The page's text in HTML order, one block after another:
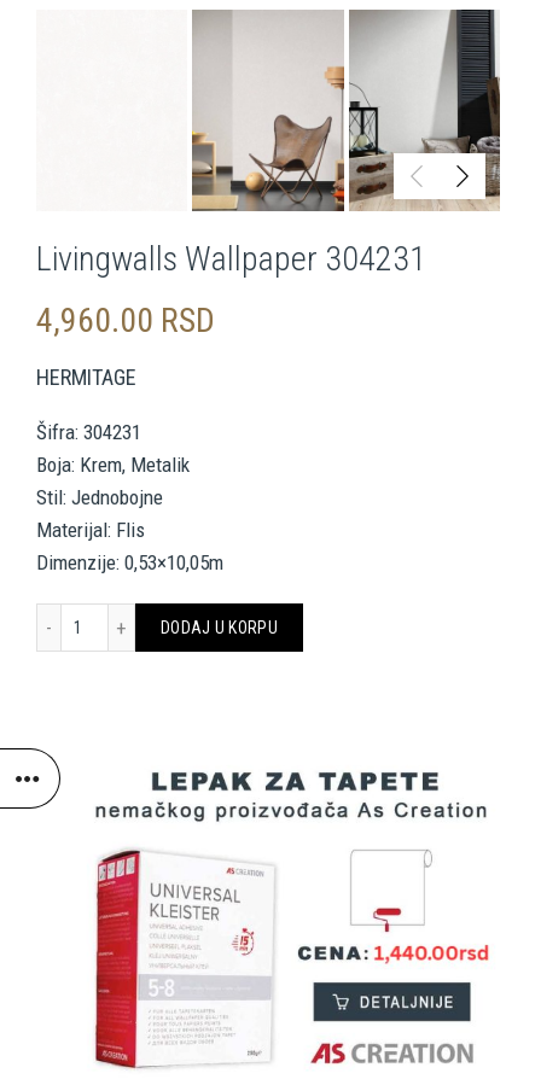
Livingwalls Wallpaper 304231
4,960.00 RSD
HERMITAGE
Šifra: 304231
Boja: Krem, Metalik
Stil: Jednobojne
Materijal: Flis
Dimenzije: 0,53×10,05m
Livingwalls Wallpaper 304231 količina
DODAJ U KORPU